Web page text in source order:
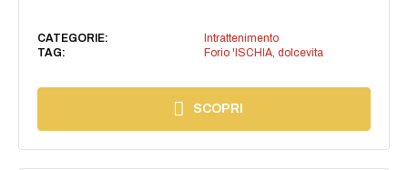
CATEGORIE:
Intrattenimento
TAG:
Forio 'ISCHIA, dolcevita
SCOPRI